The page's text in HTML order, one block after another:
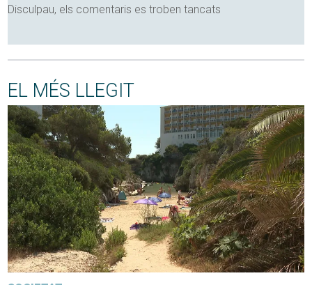
Disculpau, els comentaris es troben tancats
EL MÉS LLEGIT